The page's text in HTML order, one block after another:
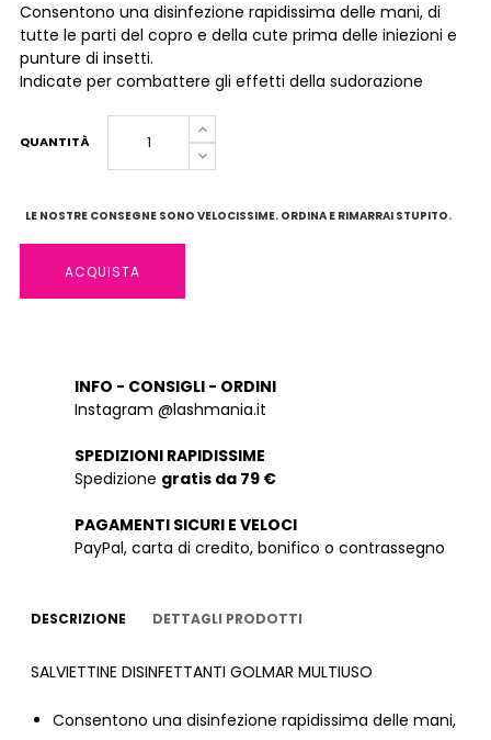
Consentono una disinfezione rapidissima delle mani, di
tutte le parti del copro e della cute prima delle iniezioni e
punture di insetti.
Indicate per combattere gli effetti della sudorazione
QUANTITÀ
LE NOSTRE CONSEGNE SONO VELOCISSIME. ORDINA E RIMARRAI STUPITO.
ACQUISTA
INFO - CONSIGLI - ORDINI
Instagram @lashmania.it
SPEDIZIONI RAPIDISSIME
Spedizione gratis da 79 €
PAGAMENTI SICURI E VELOCI
PayPal, carta di credito, bonifico o contrassegno
DESCRIZIONE DETTAGLI PRODOTTI
SALVIETTINE DISINFETTANTI GOLMAR MULTIUSO
Consentono una disinfezione rapidissima delle mani,